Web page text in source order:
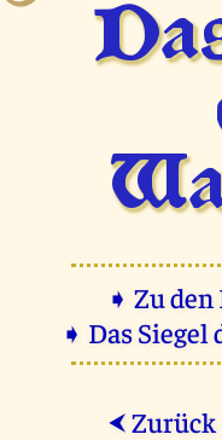
➧ Zu den
➧ Das Siegel
⮜ Zurück